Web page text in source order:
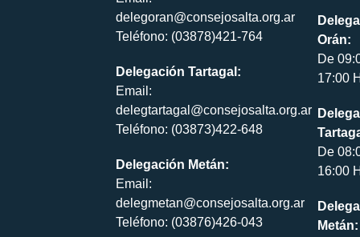
delegoran@consejosalta.org.ar
Teléfono: (03878)421-764
Delegación Tartagal:
Email:
delegtartagal@consejosalta.org.ar
Teléfono: (03873)422-648
Delegación Metán:
Email:
delegmetan@consejosalta.org.ar
Teléfono: (03876)426-043
Orán:
De
17:00
De
16:00
Metán: